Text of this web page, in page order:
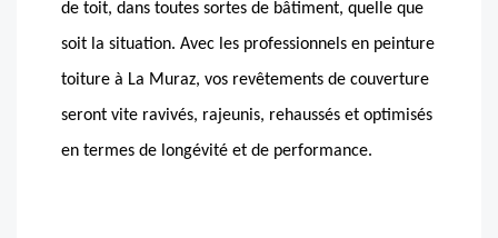
de toit, dans toutes sortes de bâtiment, quelle que
soit la situation. Avec les professionnels en peinture
toiture à La Muraz, vos revêtements de couverture
seront vite ravivés, rajeunis, rehaussés et optimisés
en termes de longévité et de performance.